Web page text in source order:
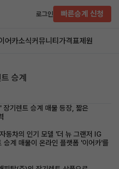
로그인 빠른승계 신청
어카소식커뮤니티 가격표제원
승계
기렌트 승계 매물 등장, 짧은
차의 인기 모델 '더 뉴 그랜저 IG
계 매물이 온라인 플랫폼 '이어카'를